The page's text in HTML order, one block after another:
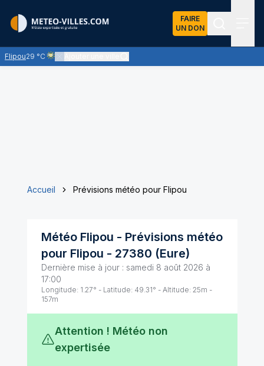
FAIRE
UN DON
Flipou29 °C
Ciel voilé par des nuages d'altitude, ternissant plus ou moins
Accueil Prévisions météo pour Flipou
Météo Flipou - Prévisions météo
pour Flipou - 27380 (Eure)
Dernière mise à jour : samedi 8 août 2026 à
17:00
Longitude: 1.27° - Latitude: 49.31° - Altitude: 25m -
157m
Attention ! Météo non
expertisée